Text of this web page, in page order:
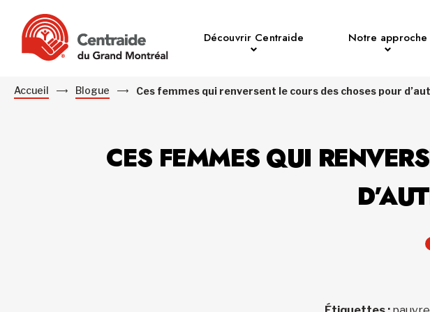
Découvrir Centraide Notre approche
Accueil Blogue Ces femmes qui renversent le cours des choses pour
CES FEMMES QUI